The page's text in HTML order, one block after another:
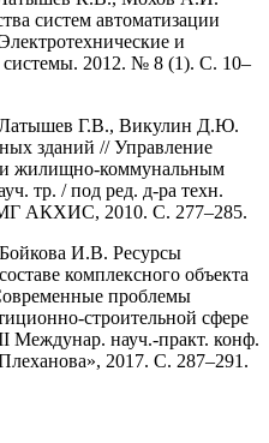
систем автоматизации
и
2012. № 8 (1). С. 10–
Г.В., Викулин Д.Ю.
зданий // Управление
жилищно-коммунальным
тр. / под ред. д-ра техн.
АКХИС, 2010. С. 277–285.
И.В. Ресурсы
комплексного объекта
проблемы
строительной сфере
Междунар. науч.-практ. конф.
2017. С. 287–291.